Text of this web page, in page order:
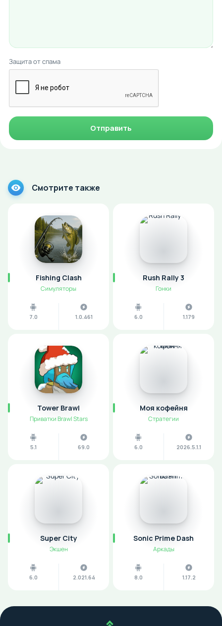
Защита от спама
Отправить
Смотрите также
Fishing Clash
Симуляторы
7.0 1.0.461
Rush Rally 3
Гонки
6.0 1.179
Tower Brawl
Приватки Brawl Stars
5.1 69.0
Моя кофейня
Стратегии
6.0 2026.5.1.1
Super City
Экшен
6.0 2.021.64
Sonic Prime Dash
Аркады
8.0 1.17.2